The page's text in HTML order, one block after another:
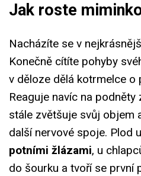
Jak roste
Nacházíte se v
Konečně cítíte pohyby
v děloze dělá kotrmelce o
Reaguje navíc na
stále zvětšuje svůj objem
další nervové spoje. Plod
potními žlázami, u
do šourku a tvoří se první